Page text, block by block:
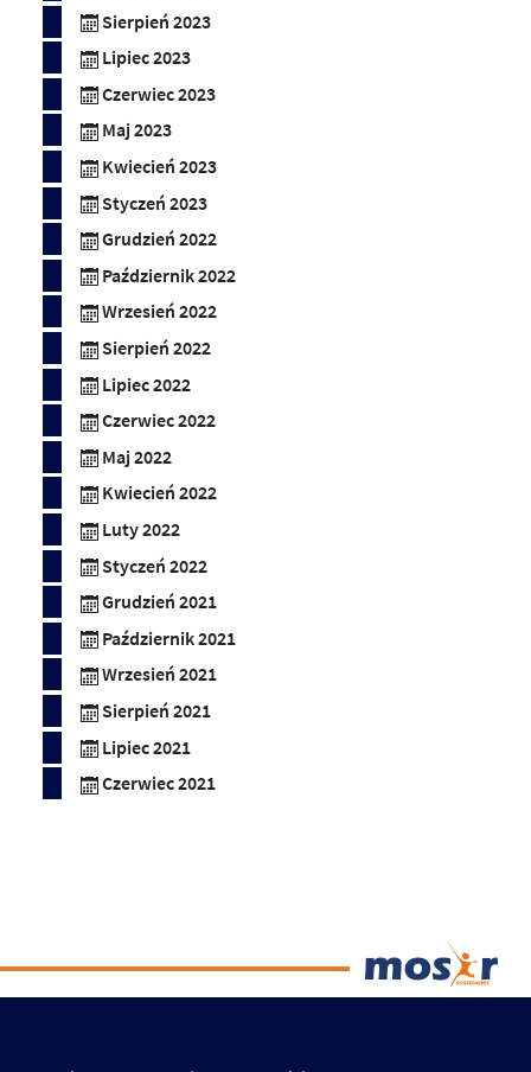
Sierpień 2023
Lipiec 2023
Czerwiec 2023
Maj 2023
Kwiecień 2023
Styczeń 2023
Grudzień 2022
Październik 2022
Wrzesień 2022
Sierpień 2022
Lipiec 2022
Czerwiec 2022
Maj 2022
Kwiecień 2022
Luty 2022
Styczeń 2022
Grudzień 2021
Październik 2021
Wrzesień 2021
Sierpień 2021
Lipiec 2021
Czerwiec 2021